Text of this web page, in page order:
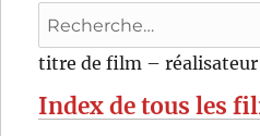
Recherche
pour
titre de film –
Index de tous les